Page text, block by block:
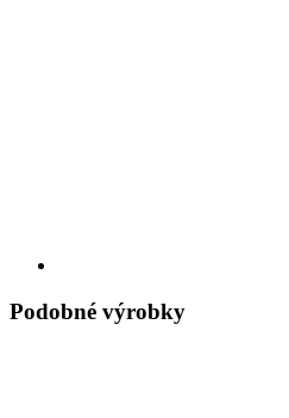
Podobné výrobky